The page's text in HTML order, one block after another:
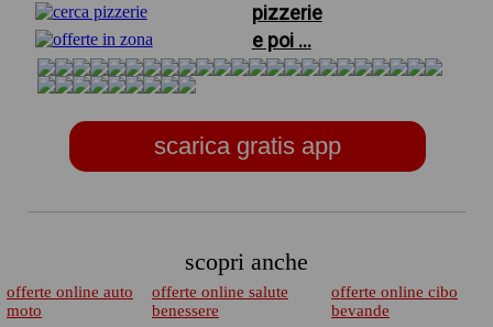
pizzerie
e poi ...
scarica gratis app
scopri anche
offerte online auto
moto
offerte online salute
benessere
offerte online cibo
bevande